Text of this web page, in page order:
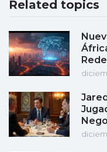
Related topics